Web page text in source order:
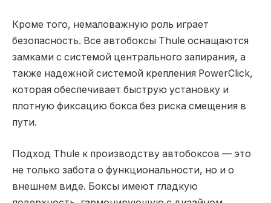
Кроме того, немаловажную роль играет
безопасность. Все автобоксы Thule оснащаются
замками с системой центрального запирания, а
также надежной системой крепления PowerClick,
которая обеспечивает быструю установку и
плотную фиксацию бокса без риска смещения в
пути.
Подход Thule к производству автобоксов — это
не только забота о функциональности, но и о
внешнем виде. Боксы имеют гладкую